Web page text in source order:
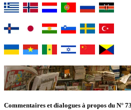
Commentaires et dialogues à propos du N°